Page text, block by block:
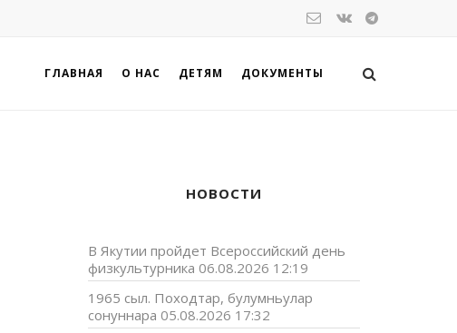
ГЛАВНАЯ О НАС ДЕТЯМ ДОКУМЕНТЫ
НОВОСТИ
В Якутии пройдет Всероссийский день
физкультурника 06.08.2026 12:19
1965 сыл. Походтар, булумньулар
сонуннара 05.08.2026 17:32